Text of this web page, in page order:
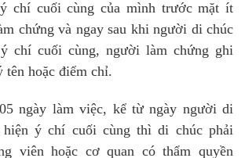
chí cuối cùng của mình trước mặt ít
chứng và ngay sau khi người di chúc
chí cuối cùng, người làm chứng ghi
tên hoặc điểm chỉ.
ngày làm việc, kể từ ngày người di
hiện ý chí cuối cùng thì di chúc phải
viên hoặc cơ quan có thẩm quyền